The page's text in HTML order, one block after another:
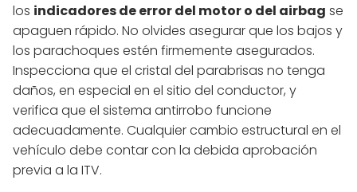
los indicadores de error del motor o del airbag se
apaguen rápido. No olvides asegurar que los bajos y
los parachoques estén firmemente asegurados.
Inspecciona que el cristal del parabrisas no tenga
daños, en especial en el sitio del conductor, y
verifica que el sistema antirrobo funcione
adecuadamente. Cualquier cambio estructural en el
vehículo debe contar con la debida aprobación
previa a la ITV.